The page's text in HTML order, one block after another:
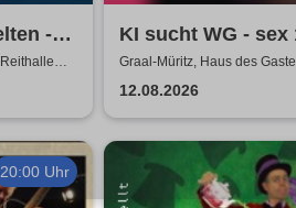
-
KI sucht WG - sex
Wochen mietfrei -
& Andreas Zieger
Graal-Müritz, Haus des
12.08.2026
20:00 Uhr